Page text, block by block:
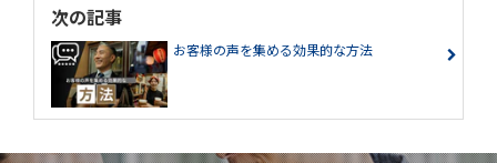
次の記事
お客様の声を集める効果的な方法